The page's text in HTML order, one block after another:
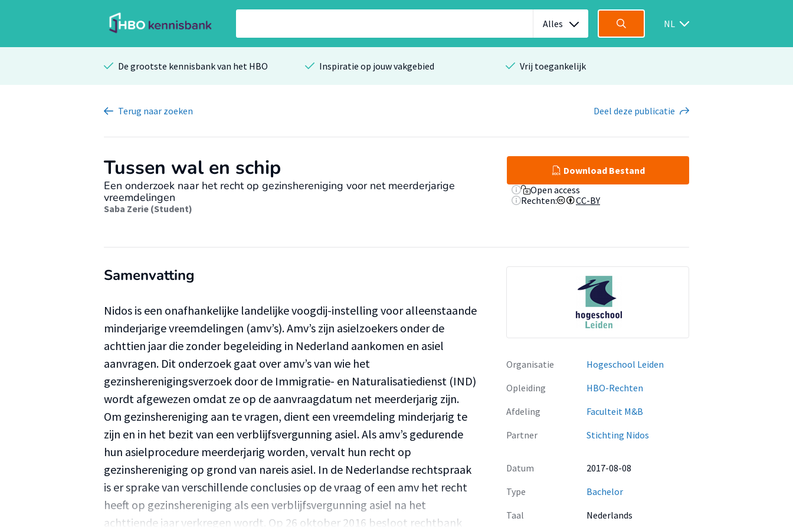
Alles NL
De grootste kennisbank van het HBO Inspiratie op jouw vakgebied Vrij toegankelijk
Terug naar zoeken Deel deze publicatie
Tussen wal en schip
Een onderzoek naar het recht op gezinshereniging voor net meerderjarige
vreemdelingen
Saba Zerie (Student)
Download Bestand
Open access
Rechten:
CC-BY
Samenvatting
Nidos is een onafhankelijke landelijke voogdij-instelling voor alleenstaande
minderjarige vreemdelingen (amv’s). Amv’s zijn asielzoekers onder de
achttien jaar die zonder begeleiding in Nederland aankomen en asiel
aanvragen. Dit onderzoek gaat over amv’s van wie het
gezinsherenigingsverzoek door de Immigratie- en Naturalisatiedienst (IND)
wordt afgewezen omdat ze op de aanvraagdatum net meerderjarig zijn.
Om gezinshereniging aan te vragen, dient een vreemdeling minderjarig te
zijn en in het bezit van een verblijfsvergunning asiel. Als amv’s gedurende
hun asielprocedure meerderjarig worden, vervalt hun recht op
gezinshereniging op grond van nareis asiel. In de Nederlandse rechtspraak
is er sprake van verschillende conclusies op de vraag of een amv het recht
heeft op gezinshereniging als een verblijfsvergunning asiel na het
achttiende jaar verkregen wordt. Op 26 oktober 2016 besloot rechtbank
Organisatie
Hogeschool Leiden
Opleiding
HBO-Rechten
Afdeling
Faculteit M&B
Partner
Stichting Nidos
Datum
2017-08-08
Type
Bachelor
Taal
Nederlands